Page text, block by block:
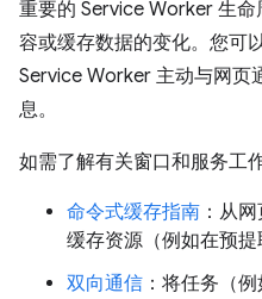
重要的 Service Worker 生
容或缓存数据的变化。您可
Service Worker 主动与网页
息。
如需了解有关窗口和服务工
命令式缓存指南 ：从
缓存资源（例如在预提
双向通信 ：将任务（